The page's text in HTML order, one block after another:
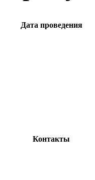
Дата проведения
Контакты